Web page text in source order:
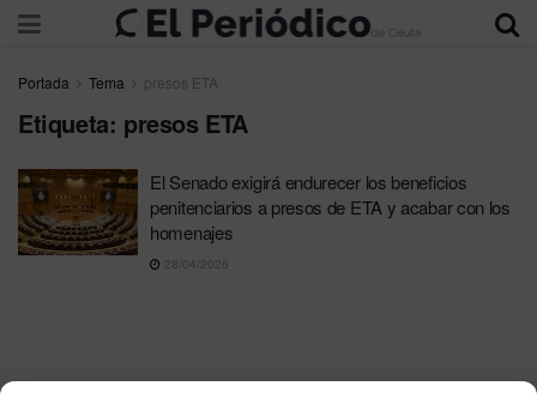
Portada Tema presos ETA
Etiqueta: presos ETA
El Senado exigirá endurecer los beneficios
penitenciarios a presos de ETA y acabar con los
homenajes
28/04/2026